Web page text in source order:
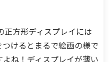
正方形ディスプレイには
けるとまるで絵画の様で
ね！ ディスプレイが薄い